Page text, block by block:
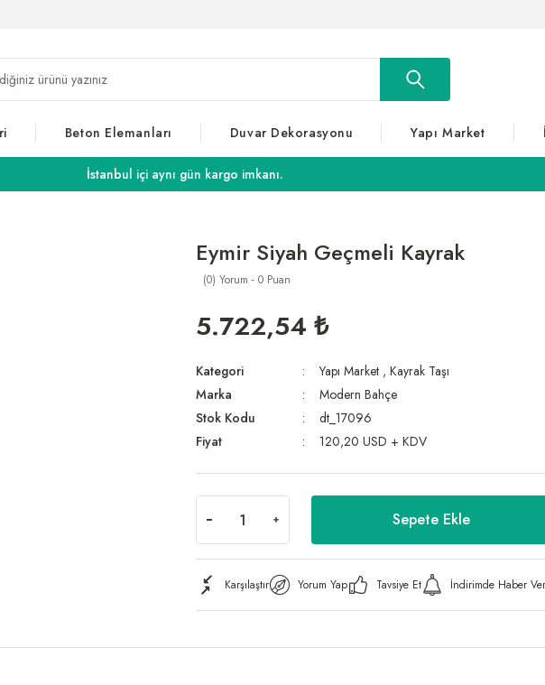
Beton Elemanları Duvar Dekorasyonu Yapı Market
İstanbul içi aynı gün kargo imkanı.
Eymir Siyah Geçmeli Kayrak
(0) Yorum - 0 Puan
5.722,54 ₺
Kategori Yapı Market , Kayrak Taşı
Marka
Modern Bahçe
Stok Kodu
dt_17096
Fiyat
120,20 USD + KDV
Sepete Ekle
Karşılaştır Yorum Yap Tavsiye Et İndirimde Haber Ver